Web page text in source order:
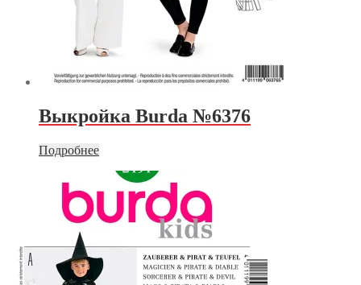
Выкройка Burda №6376
Подробнее